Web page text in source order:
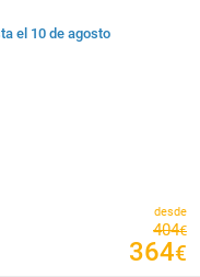
el 10 de agosto
desde
404€
364€